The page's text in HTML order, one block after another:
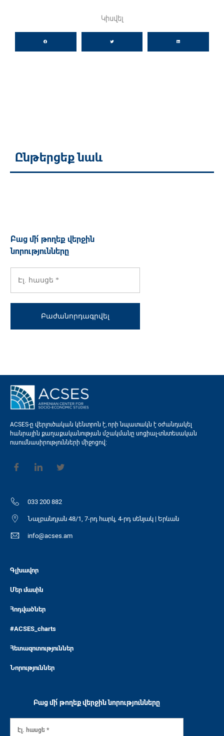
Կիսվել
Ընթերցեք նաև
Բաց մի՛ թողեք վերջին
նորությունները
ACSES-ը վերլուծական կենտրոն է, որի նպատակն է օժանդակել
հանրային քաղաքականության մշակմանը սոցիալ-տնտեսական
ուսումնասիրությունների միջոցով։
033 200 882
Նալբանդյան 48/1, 7-րդ հարկ, 4-րդ սենյակ | Երևան
info@acses.am
Գլխավոր
Մեր մասին
Հոդվածներ
#ACSES_charts
Հետազոտություններ
Նորություններ
Բաց մի՛ թողեք վերջին նորությունները